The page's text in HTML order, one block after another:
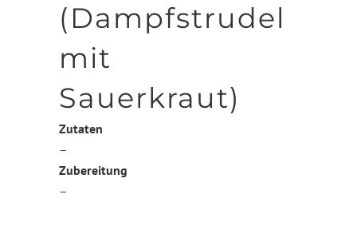
(Dampfstrudel
mit
Sauerkraut)
Zutaten
–
Zubereitung
–